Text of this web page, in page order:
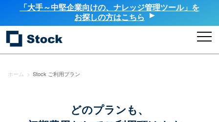
「大手～中堅企業向けの、ナレッジ管理ツール」を
お探しの方はこちら
ホーム > Stock ご利用プラン
どのプランも、